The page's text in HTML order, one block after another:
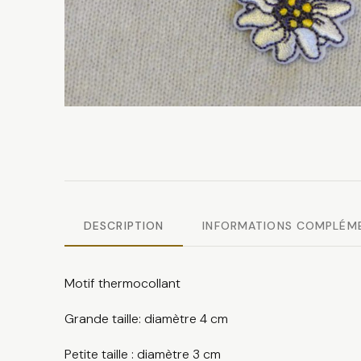
DESCRIPTION INFORMATIONS
Motif thermocollant
Grande taille: diamètre 4 cm
Petite taille : diamètre 3 cm